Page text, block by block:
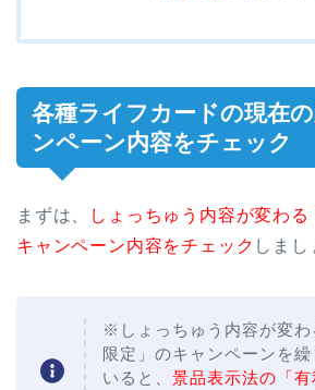
各種ライフカードの現在
ンペーン内容をチェック
まずは、
しょっちゅう内容が変わ
キャンペーン内容をチェック しまし
※しょっちゅう内容が変わ
限定」のキャンペーンを
いると、 景品表示法の「